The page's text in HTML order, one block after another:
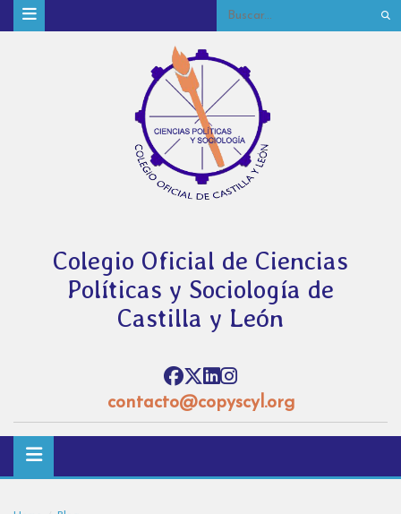
Colegio Oficial de Ciencias
Políticas y Sociología de
Castilla y León
contacto@copyscyl.org